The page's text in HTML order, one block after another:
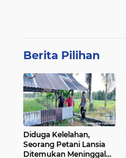
Berita Pilihan
Diduga Kelelahan,
Seorang Petani Lansia
Ditemukan Meninggal